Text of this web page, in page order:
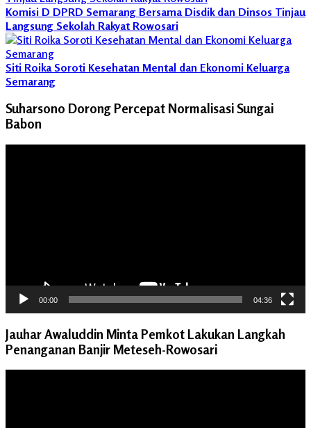
Komisi D DPRD Semarang Bersama Disdik dan Dinsos Tinjau
Langsung Sekolah Rakyat Rowosari
Siti Roika Soroti Kesehatan Mental dan Ekonomi Keluarga
Semarang
Suharsono Dorong Percepat Normalisasi Sungai
Babon
00:00 04:36
Jauhar Awaluddin Minta Pemkot Lakukan Langkah
Penanganan Banjir Meteseh-Rowosari